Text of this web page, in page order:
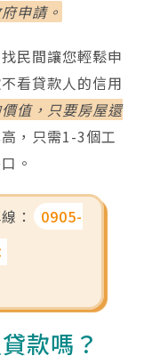
申請。
民間讓您輕鬆申
看貸款人的信用
值，只要房屋還
，只需1-3個工
。
：
0905-
款嗎？